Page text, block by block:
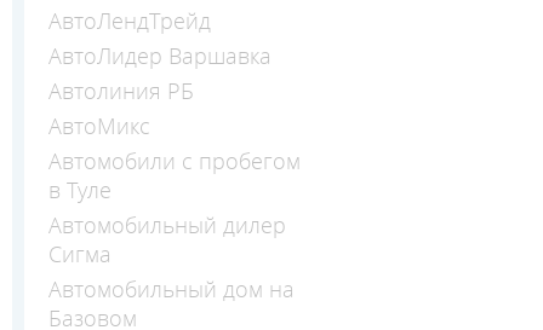
АвтоЛендТрейд
АвтоЛидер Варшавка
Автолиния РБ
АвтоМикс
Автомобили с пробегом
в Туле
Автомобильный дилер
Сигма
Автомобильный дом на
Базовом